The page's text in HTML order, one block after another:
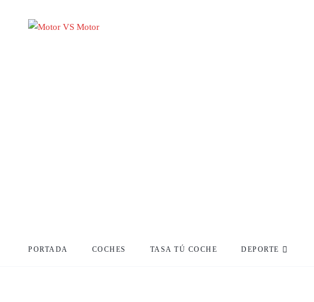
PORTADA COCHES TASA TÚ COCHE DEPORTE